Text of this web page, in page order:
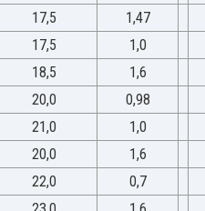
17,5 1,47
17,5 1,0
18,5 1,6
20,0 0,98
21,0 1,0
20,0 1,6
22,0 0,7